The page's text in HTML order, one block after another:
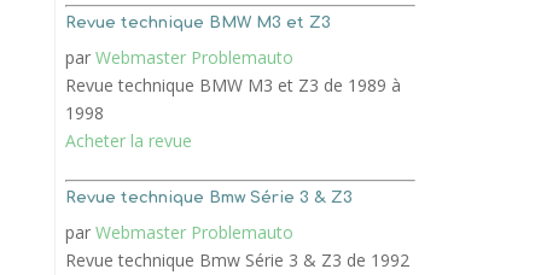
Revue technique BMW M3 et Z3
par Webmaster Problemauto
Revue technique BMW M3 et Z3 de 1989 à
1998
Acheter la revue
Revue technique Bmw Série 3 & Z3
par Webmaster Problemauto
Revue technique Bmw Série 3 & Z3 de 1992